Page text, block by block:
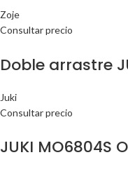
Zoje
Consultar precio
Doble arrastre
Juki
Consultar precio
JUKI MO6804S